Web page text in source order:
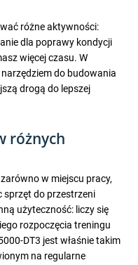
różne aktywności:
dla poprawy kondycji
więcej czasu. W
do budowania
drogą do lepszej
różnych
w miejscu pracy,
sprzęt do przestrzeni
użyteczność: liczy się
rozpoczęcia treningu
DT3 jest właśnie takim
na regularne